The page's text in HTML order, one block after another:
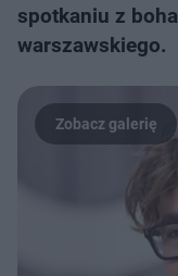
spotkaniu z
warszawskiego.